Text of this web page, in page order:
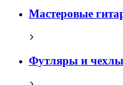
Мастеровые
Футляры и чехлы